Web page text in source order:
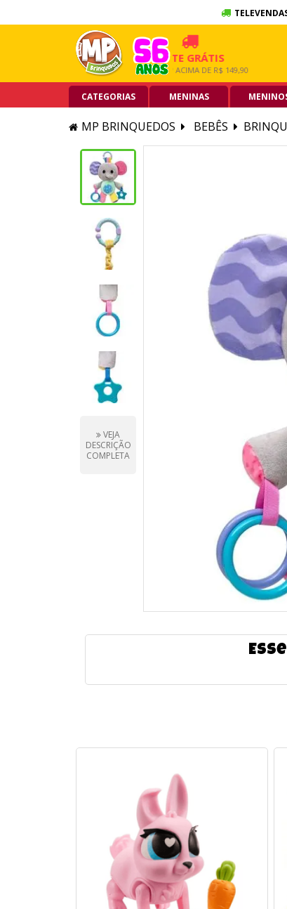
FRETE GRÁTIS
GRANDE SP ACIMA DE R$ 149,90
CATEGORIAS MENINAS
MP BRINQUEDOS BEBÊS
VEJA
DESCRIÇÃO
COMPLETA